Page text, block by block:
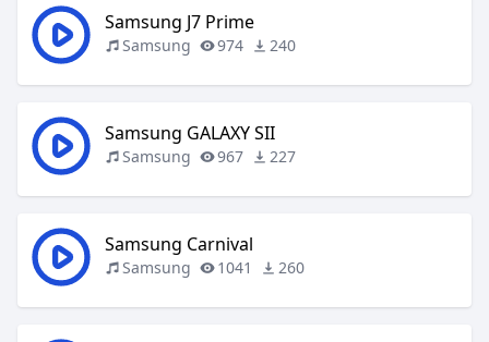
Samsung J7 Prime
Samsung 974 240
Samsung GALAXY SII
Samsung 967 227
Samsung Carnival
Samsung 1041 260